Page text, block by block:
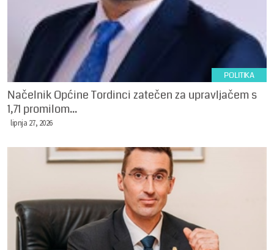
POLITIKA
Načelnik Općine Tordinci zatečen za upravljačem s
1,71 promilom...
lipnja 27, 2026